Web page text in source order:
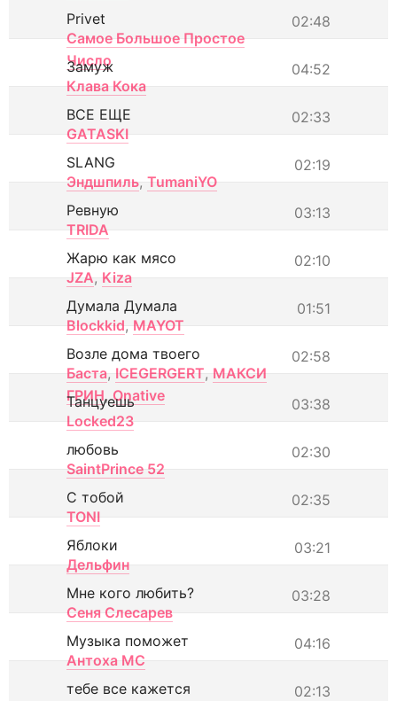
02:48
Privet
Самое Большое Простое
Число
04:52
Замуж
Клава Кока
02:33
ВСЕ ЕЩЕ
GATASKI
02:19
SLANG
Эндшпиль, TumaniYO
03:13
Ревную
TRIDA
02:10
Жарю как мясо
JZA, Kiza
01:51
Думала Думала
Blockkid, MAYOT
02:58
Возле дома твоего
Баста, ICEGERGERT, МАКСИ
ГРИН, Onative 03:38
Танцуешь
Locked23
02:30
любовь
SaintPrince 52
02:35
С тобой
TONI
03:21
Яблоки
Дельфин
03:28
Мне кого любить?
Сеня Слесарев
04:16
Музыка поможет
Антоха МС
02:13
тебе все кажется